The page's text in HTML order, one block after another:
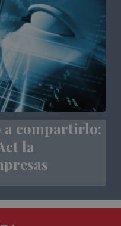
a compartirlo:
la